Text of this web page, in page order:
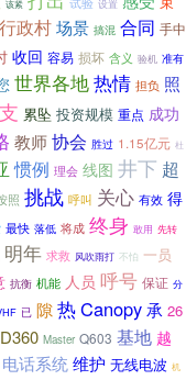
该紧 设置
行政村场景 搞混 合同 手中
收回 容易 损坏 含义 验机 准有
世界各地热情 担负 照
累坠 投资规模 重点 成功
教师协会 胜过 1.15亿元 杜
惯例 理会 线图 井下 超
照 挑战 呼叫 关心 有效 得
最快 落低 将成 终身 敢用 先转
明年 求救 风吹雨打 不怕 一员
抗衡 机能 人员 呼号 保证 分
已 隙热Canopy承 26
Master Q603 基地 越
电话系统维护 无线电波 机